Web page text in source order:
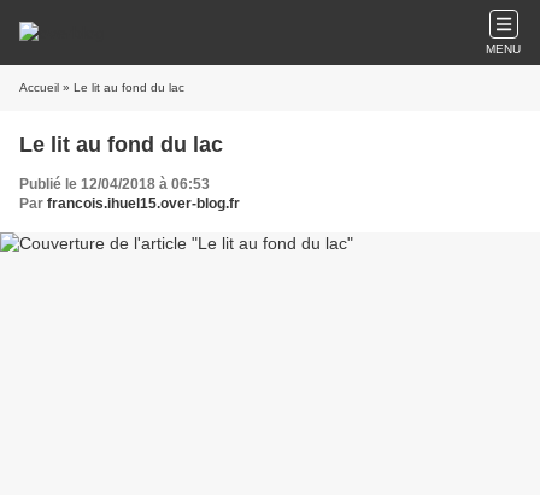
MENU
Accueil » Le lit au fond du lac
Le lit au fond du lac
Publié le 12/04/2018 à 06:53
Par francois.ihuel15.over-blog.fr